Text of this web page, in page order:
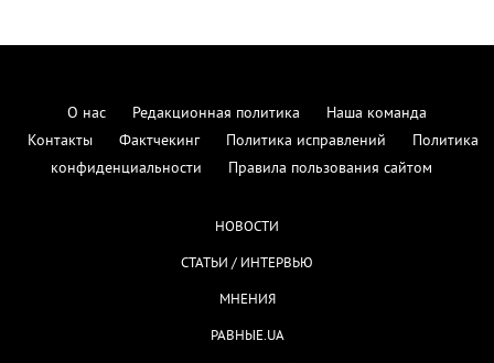
О нас Редакционная политика
Наша команда
Контакты
Фактчекинг Политика исправлений
Политика
конфиденциальности
Правила пользования сайтом
НОВОСТИ
СТАТЬИ / ИНТЕРВЬЮ
МНЕНИЯ
РАВНЫЕ.UA